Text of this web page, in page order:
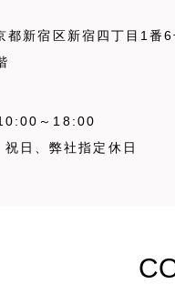
新宿区新宿四丁目1番6
～18:00
日、弊社指定休日